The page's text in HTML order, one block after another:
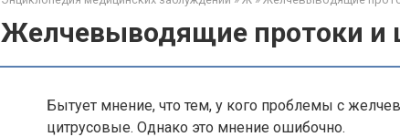
Желчевыводящие протоки и
Бытует мнение, что тем, у кого проблемы с
цитрусовые. Однако это мнение ошибочно.